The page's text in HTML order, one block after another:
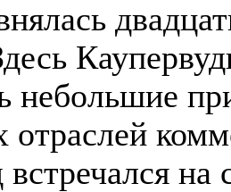
небольшие
отраслей
встречался